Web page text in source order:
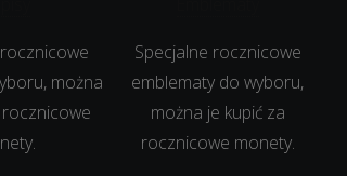
można
Specjalne rocznicowe
emblematy do wyboru,
można je kupić za
rocznicowe monety.